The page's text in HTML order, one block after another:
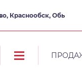
Краснообск, Обь